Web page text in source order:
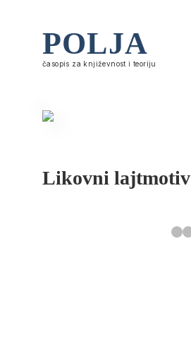
POLJA
časopis za književnost i teoriju
Likovni lajtmotiv